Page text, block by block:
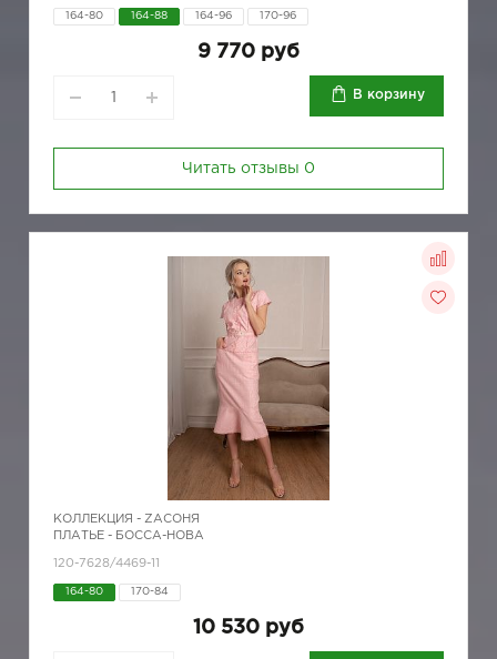
164-80 164-88 164-96 170-96
9 770 руб
В корзину
Читать отзывы 0
КОЛЛЕКЦИЯ - ZAСОНЯ
ПЛАТЬЕ - БОССА-НОВА
120-7628/4469-11
164-80 170-84
10 530 руб